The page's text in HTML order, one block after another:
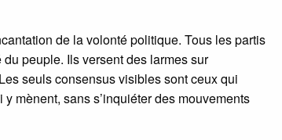
de la volonté politique. Tous les partis
peuple. Ils versent des larmes sur
seuls consensus visibles sont ceux qui
mènent, sans s’inquiéter des mouvements